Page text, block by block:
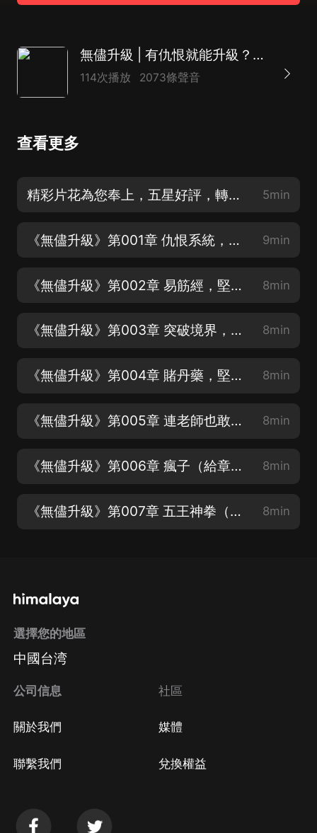
無儘升級 | 有仇恨就能升級？簡直不要太爽
114次播放 2073條聲音
查看更多
精彩片花為您奉上，五星好評，轉發，點讚，訂閱，加評論，會有神秘大禮哦！ 5min
《無儘升級》第001章 仇恨系統，堅持15集，劇情會輕鬆很多，堅持到100集，打開新世界 9min
《無儘升級》第002章 易筋經，堅持15集，劇情會輕鬆很多，堅持到100集，打開新世界 8min
《無儘升級》第003章 突破境界，堅持15集，劇情會輕鬆很多，堅持到100集，打開新世界 8min
《無儘升級》第004章 賭丹藥，堅持15集，劇情會輕鬆很多，堅持到100集，打開新世界 8min
《無儘升級》第005章 連老師也敢欺騙（給章節點讚加評論，每天都會爆更哦！） 8min
《無儘升級》第006章 瘋子（給章節點讚加評論，每天都會爆更哦！） 8min
《無儘升級》第007章 五王神拳（給章節點讚加評論，每天都會爆更哦！） 8min
選擇您的地區
中國台湾
公司信息
關於我們
聯繫我們
社區
媒體
兌換權益